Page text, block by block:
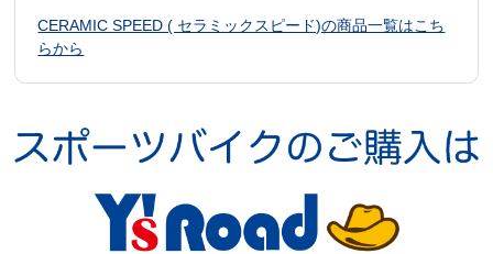
CERAMIC SPEED ( セラミックスピード)の商品一覧はこち
らから